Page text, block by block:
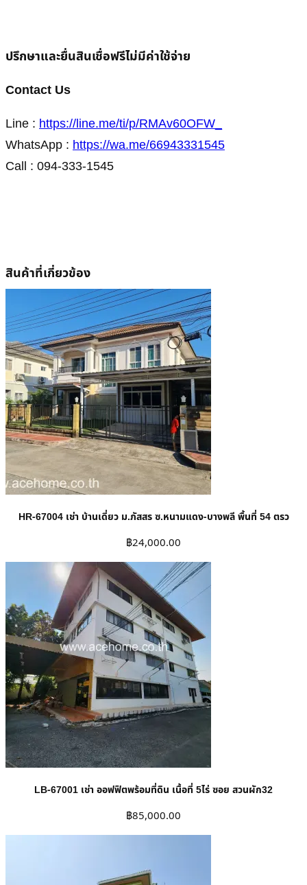
ปรึกษาและยื่นสินเชื่อฟรีไม่มีค่าใช้จ่าย
Contact Us
Line : https://line.me/ti/p/RMAv60OFW_
WhatsApp : https://wa.me/66943331545
Call : 094-333-1545
สินค้าที่เกี่ยวข้อง
HR-67004 เช่า บ้านเดี่ยว ม.ภัสสร ซ.หนามแดง-บางพลี พื้นที่ 54 ตรว
฿24,000.00
LB-67001 เช่า ออฟฟิตพร้อมที่ดิน เนื้อที่ 5ไร่ ซอย สวนผัก32
฿85,000.00